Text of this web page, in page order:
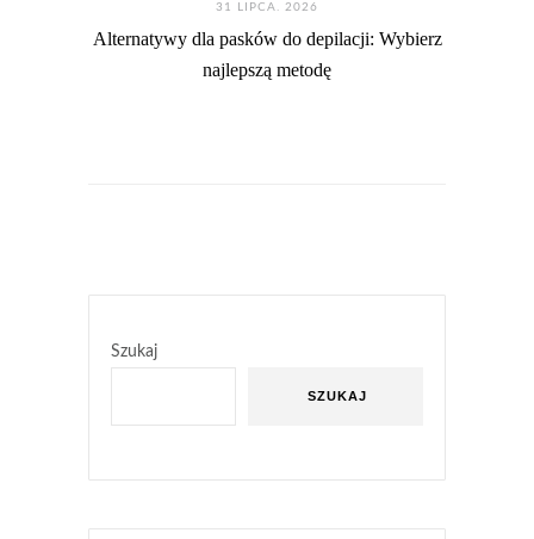
31 LIPCA. 2026
Alternatywy dla pasków do depilacji: Wybierz
najlepszą metodę
Szukaj
SZUKAJ